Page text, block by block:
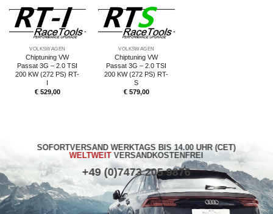
VOLKSWAGEN
Chiptuning VW
Passat 3G – 2.0 TSI
200 KW (272 PS) RT-
I
€529,00
VOLKSWAGEN
Chiptuning VW
Passat 3G – 2.0 TSI
200 KW (272 PS) RT-
S
€579,00
SOFORTVERSAND WERKTAGS BIS 14.00 UHR (CET)
WELTWEITVERSANDKOSTENFREI
+49 (0)7473 205 9876